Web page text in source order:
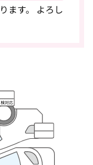
ます。 よろし
対応